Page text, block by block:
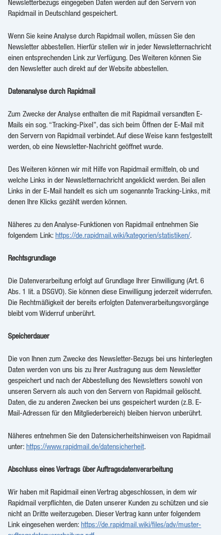
Newsletterbezugs eingegeben Daten werden auf den Servern von
Rapidmail in Deutschland gespeichert.
Wenn Sie keine Analyse durch Rapidmail wollen, müssen Sie den
Newsletter abbestellen. Hierfür stellen wir in jeder Newsletternachricht
einen entsprechenden Link zur Verfügung. Des Weiteren können Sie
den Newsletter auch direkt auf der Website abbestellen.
Datenanalyse durch Rapidmail
Zum Zwecke der Analyse enthalten die mit Rapidmail versandten E-
Mails ein sog. “Tracking-Pixel”, das sich beim Öffnen der E-Mail mit
den Servern von Rapidmail verbindet. Auf diese Weise kann festgestellt
werden, ob eine Newsletter-Nachricht geöffnet wurde.
Des Weiteren können wir mit Hilfe von Rapidmail ermitteln, ob und
welche Links in der Newsletternachricht angeklickt werden. Bei allen
Links in der E-Mail handelt es sich um sogenannte Tracking-Links, mit
denen Ihre Klicks gezählt werden können.
Näheres zu den Analyse-Funktionen von Rapidmail entnehmen Sie
folgendem Link: https://de.rapidmail.wiki/kategorien/statistiken/.
Rechtsgrundlage
Die Datenverarbeitung erfolgt auf Grundlage Ihrer Einwilligung (Art. 6
Abs. 1 lit. a DSGVO). Sie können diese Einwilligung jederzeit widerrufen.
Die Rechtmäßigkeit der bereits erfolgten Datenverarbeitungsvorgänge
bleibt vom Widerruf unberührt.
Speicherdauer
Die von Ihnen zum Zwecke des Newsletter-Bezugs bei uns hinterlegten
Daten werden von uns bis zu Ihrer Austragung aus dem Newsletter
gespeichert und nach der Abbestellung des Newsletters sowohl von
unseren Servern als auch von den Servern von Rapidmail gelöscht.
Daten, die zu anderen Zwecken bei uns gespeichert wurden (z.B. E-
Mail-Adressen für den Mitgliederbereich) bleiben hiervon unberührt.
Näheres entnehmen Sie den Datensicherheitshinweisen von Rapidmail
unter: https://www.rapidmail.de/datensicherheit.
Abschluss eines Vertrags über Auftragsdatenverarbeitung
Wir haben mit Rapidmail einen Vertrag abgeschlossen, in dem wir
Rapidmail verpflichten, die Daten unserer Kunden zu schützen und sie
nicht an Dritte weiterzugeben. Dieser Vertrag kann unter folgendem
Link eingesehen werden: https://de.rapidmail.wiki/files/adv/muster-